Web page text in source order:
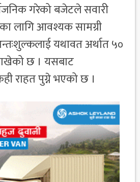
गरेको बजेटले सवारी
लागि आवश्यक सामग्री
यथावत अर्थात ५०
छ । यसबाट
राहत पुग्ने भएको छ ।